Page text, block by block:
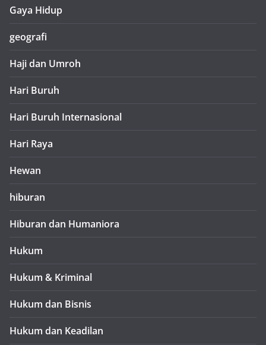
Gaya Hidup
geografi
Haji dan Umroh
Hari Buruh
Hari Buruh Internasional
Hari Raya
Hewan
hiburan
Hiburan dan Humaniora
Hukum
Hukum & Kriminal
Hukum dan Bisnis
Hukum dan Keadilan